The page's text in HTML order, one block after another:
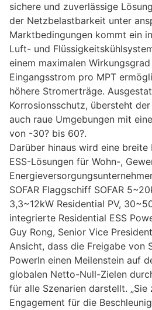
sichere und zuverlässige
der Netzbelastbarkeit unter
Marktbedingungen kommt ein
Luft- und
einem maximalen
Eingangsstrom pro MPT
höhere Stromerträge.
Korrosionsschutz, übersteht
auch raue Umgebungen mit
von -30? bis 60?.
Darüber hinaus wird eine breite
ESS-Lösungen für Wohn-,
SOFAR Flaggschiff SOFAR
3,3~12kW Residential PV,
integrierte Residential ESS
Guy Rong, Senior Vice
Ansicht, dass die Freigabe von
PowerIn einen Meilenstein auf
globalen Netto-Null-Zielen
für alle Szenarien darstellt. „Sie
Engagement für die